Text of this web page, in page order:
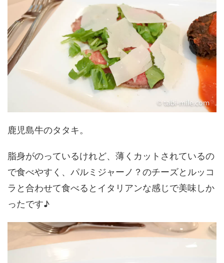
鹿児島牛のタタキ。
脂身がのっているけれど、薄くカットされているの
で食べやすく、パルミジャーノ？のチーズとルッコ
ラと合わせて食べるとイタリアンな感じで美味しか
ったです♪